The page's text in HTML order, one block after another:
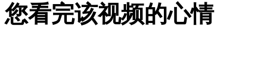
您看完该视频的心情